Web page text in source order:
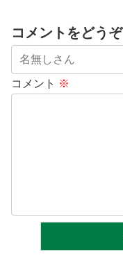
コメントをどうぞ
コメント ※